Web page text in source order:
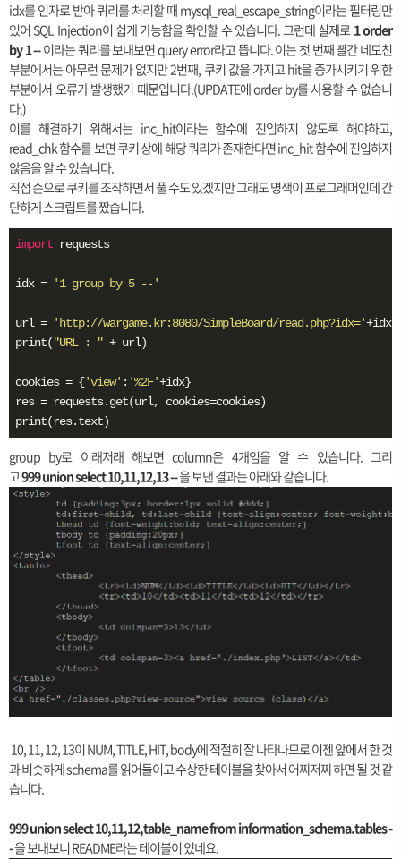
idx를 인자로 받아 쿼리를 처리할 때 mysql_real_escape_string이라는 필터링만
있어 SQL Injection이 쉽게 가능함을 확인할 수 있습니다. 그런데 실제로1 order
by 1 --이라는 쿼리를 보내보면 query error라고 뜹니다. 이는 첫 번째 빨간 네모친
부분에서는 아무런 문제가 없지만 2번째, 쿠키 값을 가지고 hit을 증가시키기 위한
부분에서 오류가 발생했기 때문입니다.(UPDATE에 order by를 사용할 수 없습니
다.)
이를 해결하기 위해서는 inc_hit이라는 함수에 진입하지 않도록 해야하고,
read_chk 함수를 보면 쿠키 상에 해당 쿼리가 존재한다면 inc_hit 함수에 진입하지
않음을 알 수 있습니다.
직접 손으로 쿠키를 조작하면서 풀 수도 있겠지만 그래도 명색이 프로그래머인데 간
단하게 스크립트를 짰습니다.
import requests
idx = '1 group by 5 --'
url = 'http://wargame.kr:8080/SimpleBoard/read.php?idx='+idx
print("URL : " + url)
cookies = {'view' : '%2F'+idx}
res = requests.get(url, cookies=cookies)
print(res.text)
group by로 이래저래 해보면 column은 4개임을 알 수 있습니다. 그리
고999 union select 10,11,12,13 --을 보낸 결과는 아래와 같습니다.
10, 11, 12, 13이 NUM, TITLE, HIT, body에 적절히 잘 나타나므로 이젠 앞에서 한 것
과 비슷하게 schema를 읽어들이고 수상한 테이블을 찾아서 어찌저찌 하면 될 것 같
습니다.
999 union select 10,11,12,table_name from information_schema.tables -
-을 보내보니 README라는 테이블이 있네요.